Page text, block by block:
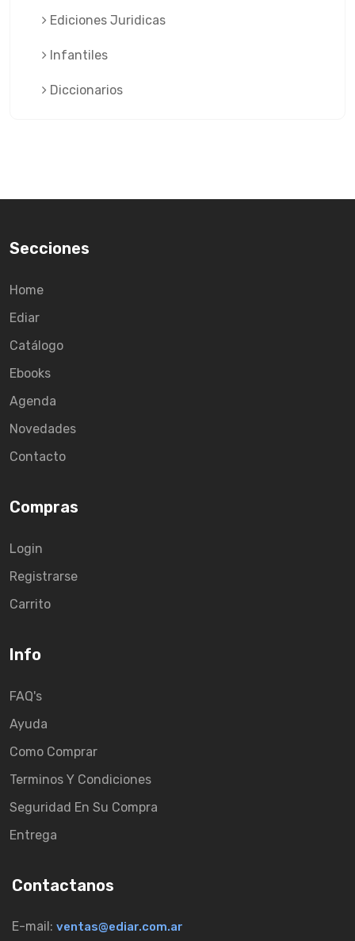
Ediciones Juridicas
Infantiles
Diccionarios
Secciones
Home
Ediar
Catálogo
Ebooks
Agenda
Novedades
Contacto
Compras
Login
Registrarse
Carrito
Info
FAQ's
Ayuda
Como Comprar
Terminos Y Condiciones
Seguridad En Su Compra
Entrega
Contactanos
E-mail: ventas@ediar.com.ar